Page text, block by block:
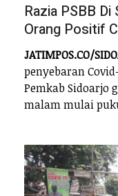
Razia PSBB
Orang Positif
JATIMPOS.CO/
penyebaran
Pemkab Sidoarjo
malam mulai